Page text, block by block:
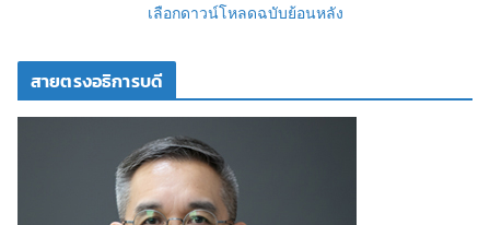
เลือกดาวน์โหลดฉบับย้อนหลัง
สายตรงอธิการบดี